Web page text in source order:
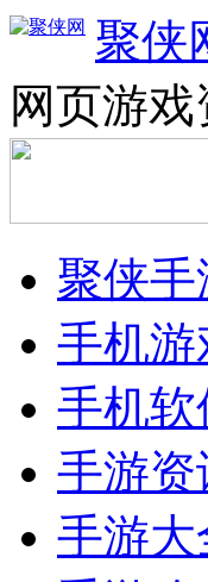
聚侠
网页游戏
聚侠手
手机游
手机软
手游资
手游大